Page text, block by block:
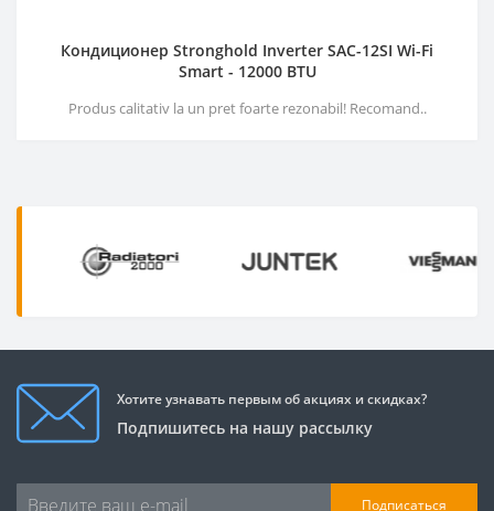
Кондиционер Stronghold Inverter SAC-12SI Wi-Fi
Smart - 12000 BTU
Produs calitativ la un pret foarte rezonabil! Recomand..
Хотите узнавать первым об акциях и скидках?
Подпишитесь на нашу рассылку
Подписаться